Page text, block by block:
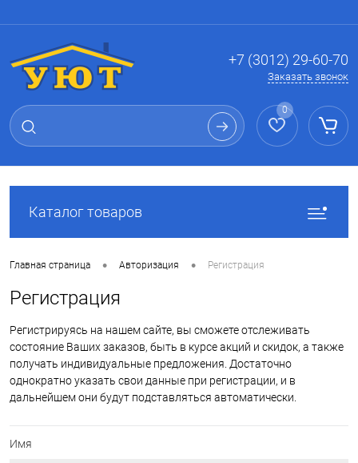
+7 (3012) 29-60-70
Заказать звонок
0
Каталог товаров
Главная страница • Авторизация • Регистрация
Регистрация
Регистрируясь на нашем сайте, вы сможете отслеживать
состояние Ваших заказов, быть в курсе акций и скидок, а также
получать индивидуальные предложения. Достаточно
однократно указать свои данные при регистрации, и в
дальнейшем они будут подставляться автоматически.
Имя